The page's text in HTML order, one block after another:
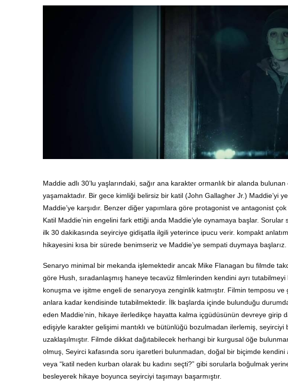
Maddie adlı 30’lu yaşlarındaki, sağır ana karakter ormanlık bir alanda
yaşamaktadır. Bir gece kimliği belirsiz bir katil (John Gallagher Jr.) Maddie’yi
Maddie’ye karşıdır. Benzer diğer yapımlara göre protagonist ve antagonist
Katil Maddie’nin engelini fark ettiği anda Maddie’yle oynamaya başlar.
ilk 30 dakikasında seyirciye gidişatla ilgili yeterince ipucu verir. kompakt
hikayesini kısa bir sürede benimseriz ve Maddie’ye sempati duymaya başlarız.
Senaryo minimal bir mekanda işlemektedir ancak Mike Flanagan bu filmde
göre Hush, sıradanlaşmış haneye tecavüz filmlerinden kendini ayrı tutabilmeyi
konuşma ve işitme engeli de senaryoya zenginlik katmıştır. Filmin temposu
anlara kadar kendisinde tutabilmektedir. İlk başlarda içinde bulunduğu
eden Maddie’nin, hikaye ilerledikçe hayatta kalma içgüdüsünün devreye girip
edişiyle karakter gelişimi mantıklı ve bütünlüğü bozulmadan ilerlemiş, seyirciyi
uzaklaşılmıştır. Filmde dikkat dağıtabilecek herhangi bir kurgusal öğe
olmuş, Seyirci kafasında soru işaretleri bulunmadan, doğal bir biçimde kendini
veya “katil neden kurban olarak bu kadını seçti?” gibi sorularla boğulmak
besleyerek hikaye boyunca seyirciyi taşımayı başarmıştır.